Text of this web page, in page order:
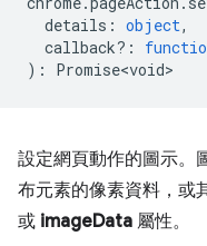
details : object,
callback? :
) : Promise<void>
設定網頁動作的圖示。
布元素的像素資料，或
或 imageData 屬性。